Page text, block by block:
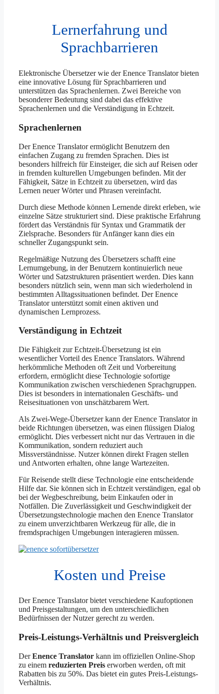
Lernerfahrung und
Sprachbarrieren
Elektronische Übersetzer wie der Enence Translator bieten
eine innovative Lösung für Sprachbarrieren und
unterstützen das Sprachenlernen. Zwei Bereiche von
besonderer Bedeutung sind dabei das effektive
Sprachenlernen und die Verständigung in Echtzeit.
Sprachenlernen
Der Enence Translator ermöglicht Benutzern den
einfachen Zugang zu fremden Sprachen. Dies ist
besonders hilfreich für Einsteiger, die sich auf Reisen oder
in fremden kulturellen Umgebungen befinden. Mit der
Fähigkeit, Sätze in Echtzeit zu übersetzen, wird das
Lernen neuer Wörter und Phrasen vereinfacht.
Durch diese Methode können Lernende direkt erleben, wie
einzelne Sätze strukturiert sind. Diese praktische Erfahrung
fördert das Verständnis für Syntax und Grammatik der
Zielsprache. Besonders für Anfänger kann dies ein
schneller Zugangspunkt sein.
Regelmäßige Nutzung des Übersetzers schafft eine
Lernumgebung, in der Benutzern kontinuierlich neue
Wörter und Satzstrukturen präsentiert werden. Dies kann
besonders nützlich sein, wenn man sich wiederholend in
bestimmten Alltagssituationen befindet. Der Enence
Translator unterstützt somit einen aktiven und
dynamischen Lernprozess.
Verständigung in Echtzeit
Die Fähigkeit zur Echtzeit-Übersetzung ist ein
wesentlicher Vorteil des Enence Translators. Während
herkömmliche Methoden oft Zeit und Vorbereitung
erfordern, ermöglicht diese Technologie sofortige
Kommunikation zwischen verschiedenen Sprachgruppen.
Dies ist besonders in internationalen Geschäfts- und
Reisesituationen von unschätzbarem Wert.
Als Zwei-Wege-Übersetzer kann der Enence Translator in
beide Richtungen übersetzen, was einen flüssigen Dialog
ermöglicht. Dies verbessert nicht nur das Vertrauen in die
Kommunikation, sondern reduziert auch
Missverständnisse. Nutzer können direkt Fragen stellen
und Antworten erhalten, ohne lange Wartezeiten.
Für Reisende stellt diese Technologie eine entscheidende
Hilfe dar. Sie können sich in Echtzeit verständigen, egal ob
bei der Wegbeschreibung, beim Einkaufen oder in
Notfällen. Die Zuverlässigkeit und Geschwindigkeit der
Übersetzungstechnologie machen den Enence Translator
zu einem unverzichtbaren Werkzeug für alle, die in
fremdsprachigen Umgebungen interagieren müssen.
Kosten und Preise
Der Enence Translator bietet verschiedene Kaufoptionen
und Preisgestaltungen, um den unterschiedlichen
Bedürfnissen der Nutzer gerecht zu werden.
Preis-Leistungs-Verhältnis und Preisvergleich
DerEnence Translator kann im offiziellen Online-Shop
zu einem reduzierten Preis erworben werden, oft mit
Rabatten bis zu 50%. Das bietet ein gutes Preis-Leistungs-
Verhältnis.